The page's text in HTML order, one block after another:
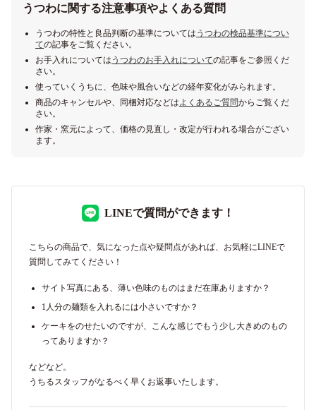
うつわに関する注意事項やよくある質問
うつわの特性と良品判断の基準については うつわの検品基準につい
ての記事をご覧ください。
お手入れについては うつわのお手入れについての記事をご参照くだ
さい。
使っていくうちに、色味や風合いなどの経年変化がみられます。
商品のキャンセルや、同梱対応などはよくあるご質問からご覧くだ
さい。
作家・窯元によって、価格の見直し・改定が行われる場合がござい
ます。
LINEで質問ができます！
こちらの商品で、気になった点や疑問点があれば、お気軽にLINEで
質問してみてください！
サイト写真にある、薄い色味のものはまだ在庫ありますか？
1人分の麺類を入れるには小さいですか？
ケーキをのせたいのですが、こんな感じでもう少し大きめのもの
ってありますか？
などなど。
うちるスタッフがなるべく早くお返事いたします。